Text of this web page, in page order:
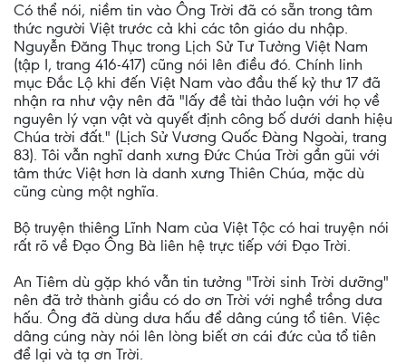
Có thể nói, niềm tin vào Ông Trời đã có sẵn trong tâm
thức người Việt trước cả khi các tôn giáo du nhập.
Nguyễn Đăng Thục trong Lịch Sử Tư Tưởng Việt Nam
(tập I, trang 416-417) cũng nói lên điều đó. Chính linh
mục Đắc Lộ khi đến Việt Nam vào đầu thế kỷ thư 17 đã
nhận ra như vậy nên đã "lấy đề tài thảo luận với họ về
nguyên lý vạn vật và quyết định công bố dưới danh hiệu
Chúa trời đất." (Lịch Sử Vương Quốc Đàng Ngoài, trang
83). Tôi vẫn nghĩ danh xưng Đức Chúa Trời gần gũi với
tâm thức Việt hơn là danh xưng Thiên Chúa, mặc dù
cũng cùng một nghĩa.
Bộ truyện thiêng Lĩnh Nam của Việt Tộc có hai truyện nói
rất rõ về Đạo Ông Bà liên hệ trực tiếp với Đạo Trời.
An Tiêm dù gặp khó vẫn tin tưởng "Trời sinh Trời dưỡng"
nên đã trở thành giầu có do ơn Trời với nghề trồng dưa
hấu. Ông đã dùng dưa hấu để dâng cúng tổ tiên. Việc
dâng cúng này nói lên lòng biết ơn cái đức của tổ tiên
để lại và tạ ơn Trời.